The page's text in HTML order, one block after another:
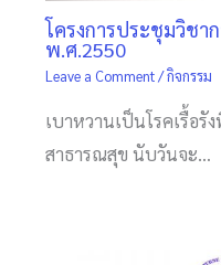
โครงการประชุมวิชา
พ.ศ.2550
Leave a Comment/กิจกรรม
เบาหวานเป็นโรคเรื้อ
สาธารณสุข นับวันจะ…